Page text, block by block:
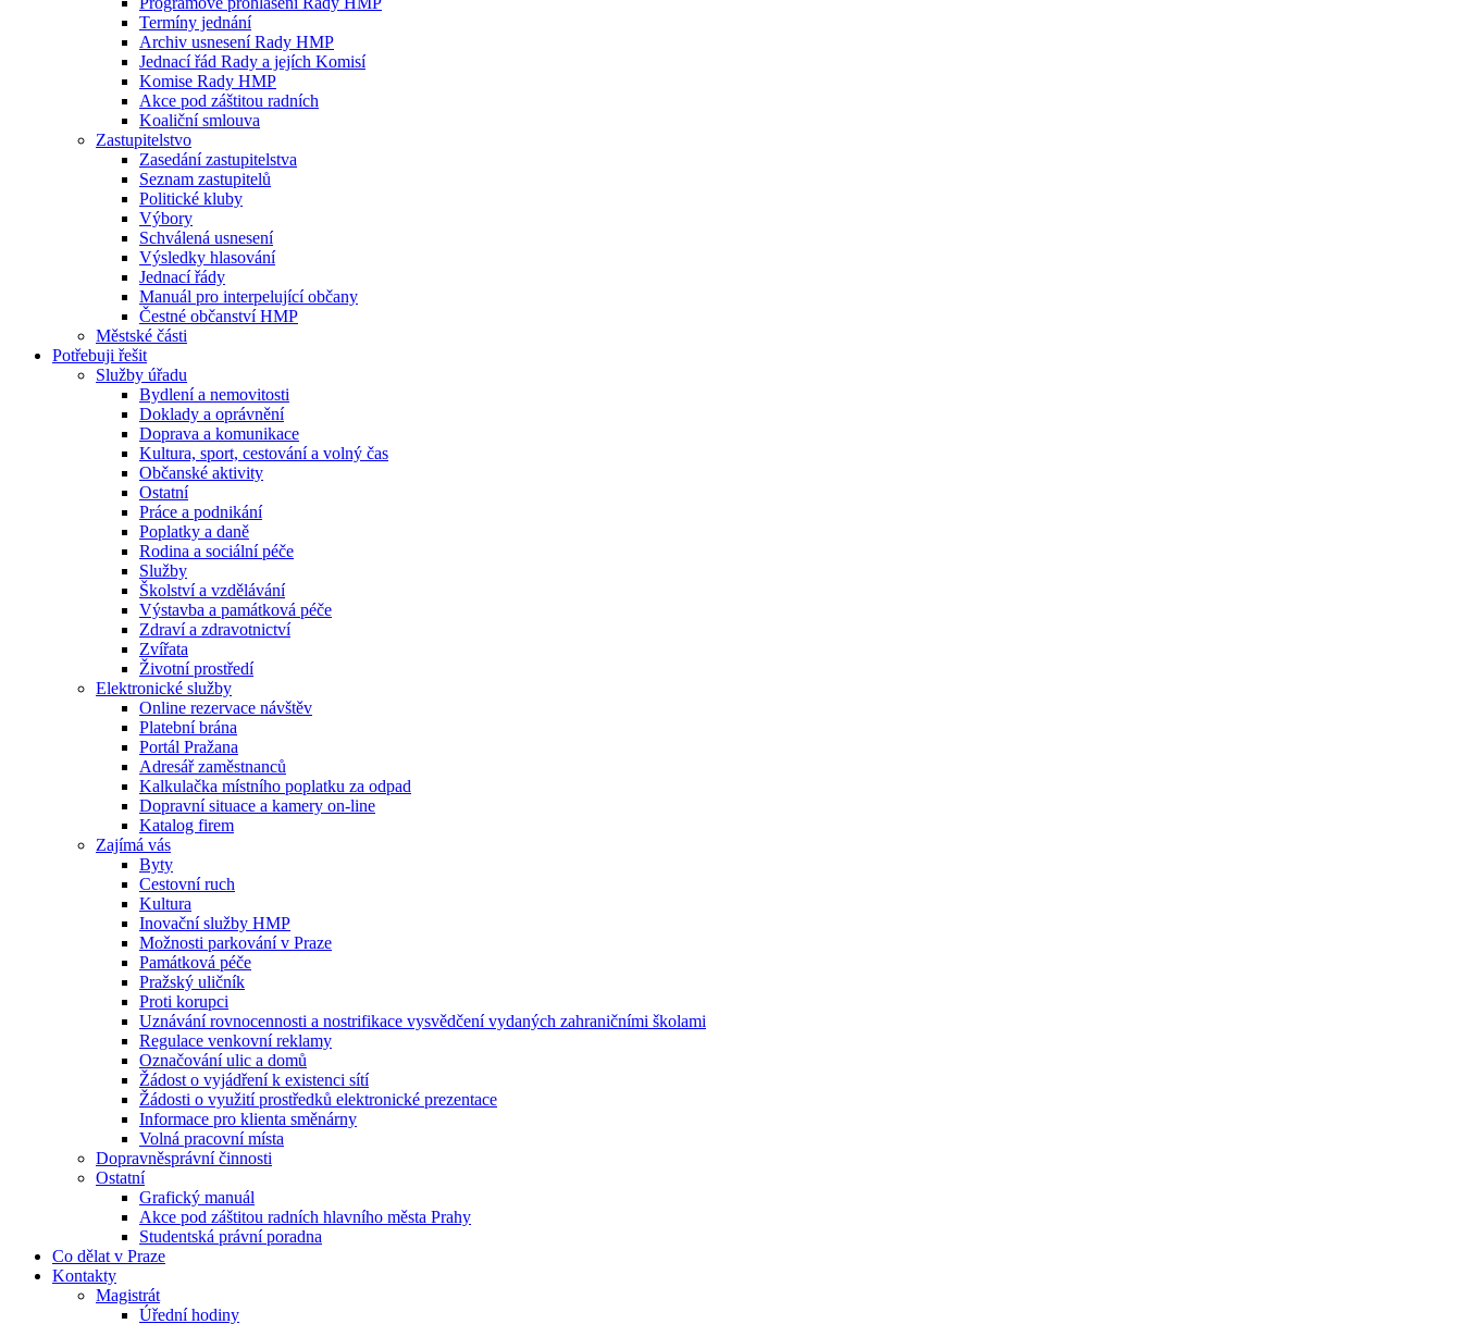
Termíny jednání
Archiv usnesení Rady HMP
Jednací řád Rady a jejích Komisí
Komise Rady HMP
Akce pod záštitou radních
Koaliční smlouva
Zastupitelstvo
Zasedání zastupitelstva
Seznam zastupitelů
Politické kluby
Výbory
Schválená usnesení
Výsledky hlasování
Jednací řády
Manuál pro interpelující občany
Čestné občanství HMP
Městské části
Potřebuji řešit
Služby úřadu
Bydlení a nemovitosti
Doklady a oprávnění
Doprava a komunikace
Kultura, sport, cestování a volný čas
Občanské aktivity
Ostatní
Práce a podnikání
Poplatky a daně
Rodina a sociální péče
Služby
Školství a vzdělávání
Výstavba a památková péče
Zdraví a zdravotnictví
Zvířata
Životní prostředí
Elektronické služby
Online rezervace návštěv
Platební brána
Portál Pražana
Adresář zaměstnanců
Kalkulačka místního poplatku za odpad
Dopravní situace a kamery on-line
Katalog firem
Zajímá vás
Byty
Cestovní ruch
Kultura
Inovační služby HMP
Možnosti parkování v Praze
Památková péče
Pražský uličník
Proti korupci
Uznávání rovnocennosti a nostrifikace vysvědčení vydaných zahraničními školami
Regulace venkovní reklamy
Označování ulic a domů
Žádost o vyjádření k existenci sítí
Žádosti o využití prostředků elektronické prezentace
Informace pro klienta směnárny
Volná pracovní místa
Dopravněsprávní činnosti
Ostatní
Grafický manuál
Akce pod záštitou radních hlavního města Prahy
Studentská právní poradna
Co dělat v Praze
Kontakty
Magistrát
Úřední hodiny